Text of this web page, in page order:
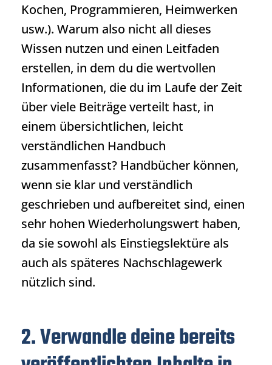
Kochen, Programmieren, Heimwerken
usw.). Warum also nicht all dieses
Wissen nutzen und einen Leitfaden
erstellen, in dem du die wertvollen
Informationen, die du im Laufe der Zeit
über viele Beiträge verteilt hast, in
einem übersichtlichen, leicht
verständlichen Handbuch
zusammenfasst? Handbücher können,
wenn sie klar und verständlich
geschrieben und aufbereitet sind, einen
sehr hohen Wiederholungswert haben,
da sie sowohl als Einstiegslektüre als
auch als späteres Nachschlagewerk
nützlich sind.
2. Verwandle deine bereits